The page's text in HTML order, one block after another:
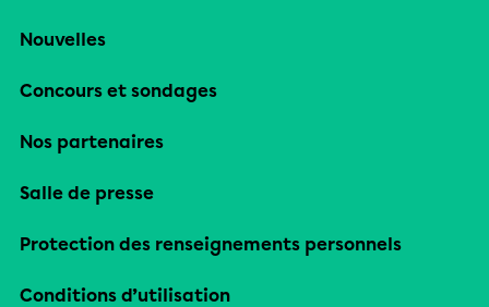
Nouvelles
Concours et sondages
Nos partenaires
Salle de presse
Protection des renseignements personnels
Conditions d’utilisation